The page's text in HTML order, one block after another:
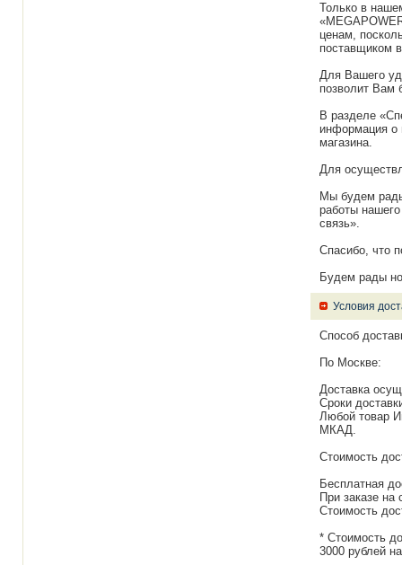
Только в
ценам,
поставщиком
Для Вашего
позволит Вам
В разделе
информация о
магазина.
Для
Мы будем
работы
связь».
Спасибо, что
Будем рады
Условия
Способ
По Москве:
Доставка
Сроки
Любой товар
МКАД.
Стоимость
Бесплатная
При заказе на
Стоимость
* Стоимость
3000 рублей